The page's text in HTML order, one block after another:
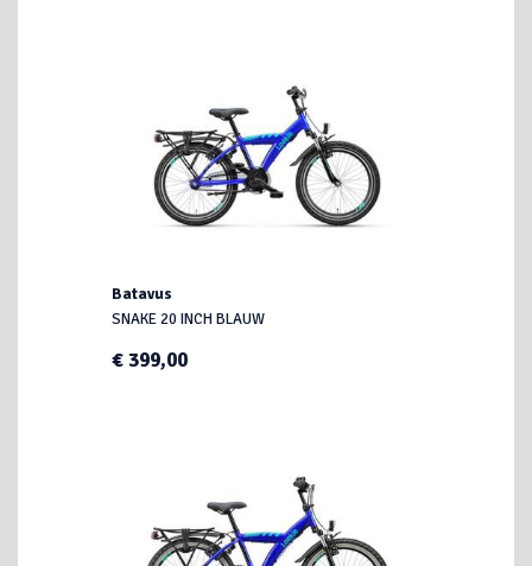
Batavus
SNAKE 20 INCH BLAUW
€ 399,00